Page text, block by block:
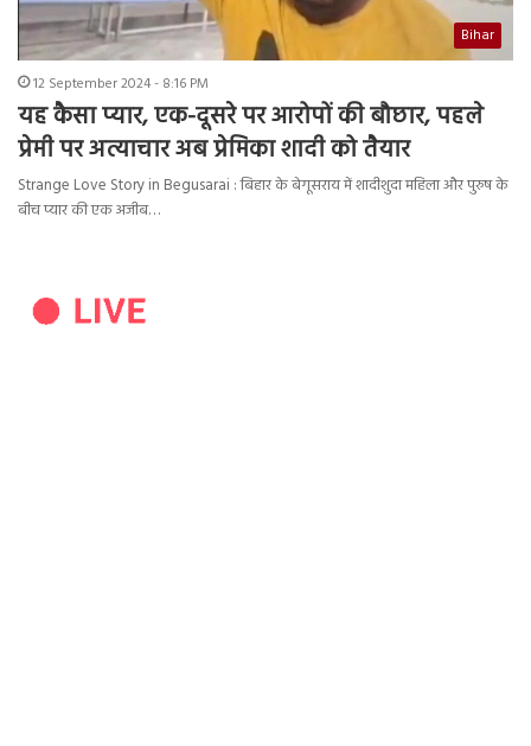
Bihar
12 September 2024 - 8:16 PM
यह कैसा प्यार, एक-दूसरे पर आरोपों की बौछार, पहले
प्रेमी पर अत्याचार अब प्रेमिका शादी को तैयार
Strange Love Story in Begusarai : बिहार के बेगूसराय में शादीशुदा महिला और पुरुष के
बीच प्यार की एक अजीब…